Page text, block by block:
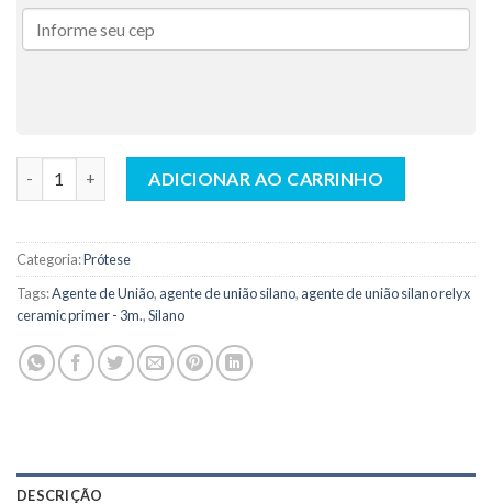
ADICIONAR AO CARRINHO
Categoria:Prótese
Tags:Agente de União, agente de união silano, agente de união silano relyx
ceramic primer - 3m.,Silano
DESCRIÇÃO